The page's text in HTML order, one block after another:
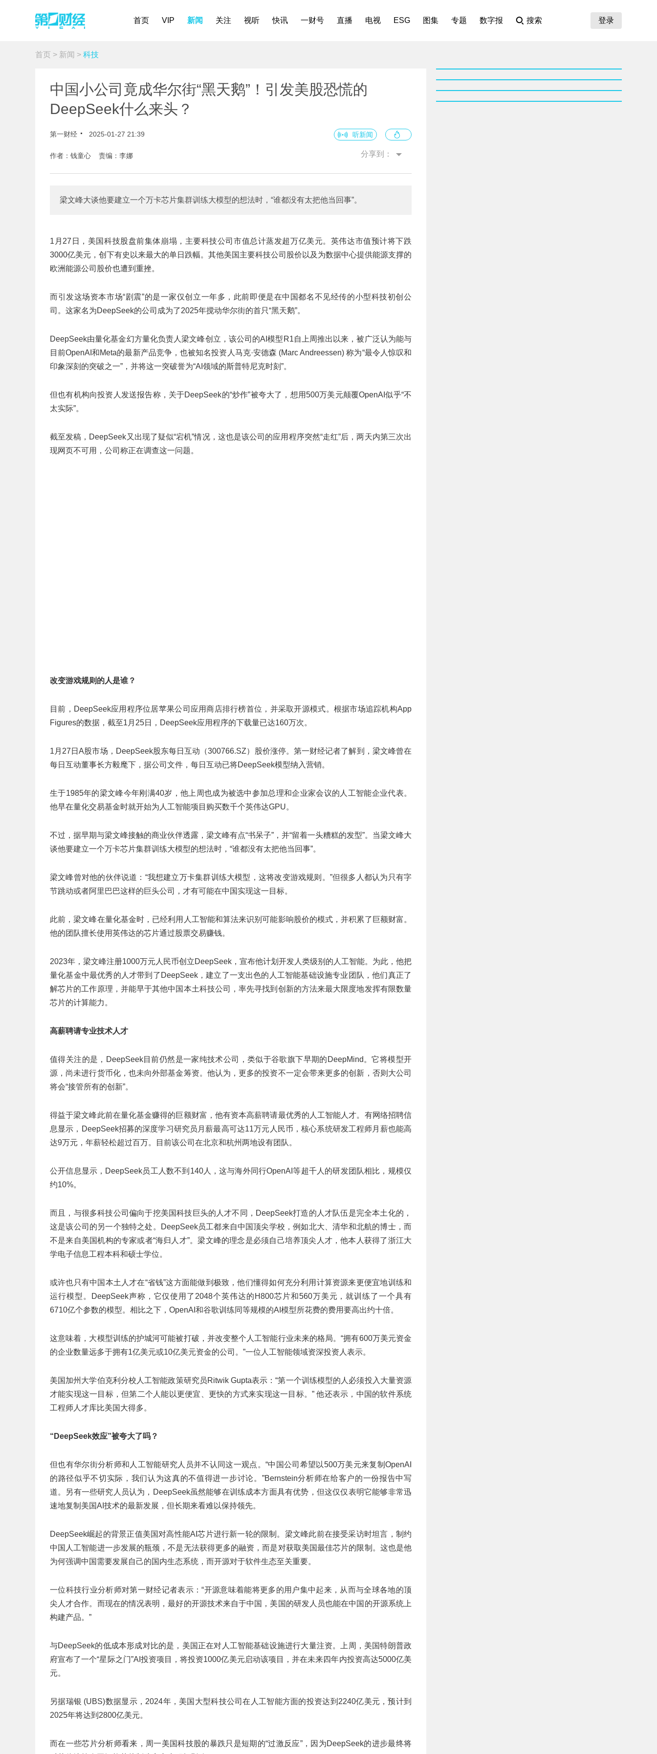
首页 VIP 新闻 关注 视听 快讯 一财号 直播 电视 ESG 图集 专题 数字报 搜索 登录
首页 > 新闻 > 科技
中国小公司竟成华尔街“黑天鹅”！引发美股恐慌的
DeepSeek什么来头？
第一财经 2025-01-27 21:39 听新闻
作者：钱童心 责编：李娜 分享到：
梁文峰大谈他要建立一个万卡芯片集群训练大模型的想法时，“谁都没有太把他当回事”。
1月27日，美国科技股盘前集体崩塌，主要科技公司市值总计蒸发超万亿美元。英伟达市值预计将下跌
3000亿美元，创下有史以来最大的单日跌幅。其他美国主要科技公司股价以及为数据中心提供能源支撑的
欧洲能源公司股价也遭到重挫。
而引发这场资本市场“剧震”的是一家仅创立一年多，此前即便是在中国都名不见经传的小型科技初创公
司。这家名为DeepSeek的公司成为了2025年搅动华尔街的首只“黑天鹅”。
DeepSeek由量化基金幻方量化负责人梁文峰创立，该公司的AI模型R1自上周推出以来，被广泛认为能与
目前OpenAI和Meta的最新产品竞争，也被知名投资人马克·安德森 (Marc Andreessen) 称为“最令人惊叹和
印象深刻的突破之一”，并将这一突破誉为“AI领域的斯普特尼克时刻”。
但也有机构向投资人发送报告称，关于DeepSeek的“炒作”被夸大了，想用500万美元颠覆OpenAI似乎“不
太实际”。
截至发稿，DeepSeek又出现了疑似“宕机”情况，这也是该公司的应用程序突然“走红”后，两天内第三次出
现网页不可用，公司称正在调查这一问题。
改变游戏规则的人是谁？
目前，DeepSeek应用程序位居苹果公司应用商店排行榜首位，并采取开源模式。根据市场追踪机构App
Figures的数据，截至1月25日，DeepSeek应用程序的下载量已达160万次。
1月27日A股市场，DeepSeek股东每日互动（300766.SZ）股价涨停。第一财经记者了解到，梁文峰曾在
每日互动董事长方毅麾下，据公司文件，每日互动已将DeepSeek模型纳入营销。
生于1985年的梁文峰今年刚满40岁，他上周也成为被选中参加总理和企业家会议的人工智能企业代表。
他早在量化交易基金时就开始为人工智能项目购买数千个英伟达GPU。
不过，据早期与梁文峰接触的商业伙伴透露，梁文峰有点“书呆子”，并“留着一头糟糕的发型”。当梁文峰大
谈他要建立一个万卡芯片集群训练大模型的想法时，“谁都没有太把他当回事”。
梁文峰曾对他的伙伴说道：“我想建立万卡集群训练大模型，这将改变游戏规则。”但很多人都认为只有字
节跳动或者阿里巴巴这样的巨头公司，才有可能在中国实现这一目标。
此前，梁文峰在量化基金时，已经利用人工智能和算法来识别可能影响股价的模式，并积累了巨额财富。
他的团队擅长使用英伟达的芯片通过股票交易赚钱。
2023年，梁文峰注册1000万元人民币创立DeepSeek，宣布他计划开发人类级别的人工智能。为此，他把
量化基金中最优秀的人才带到了DeepSeek，建立了一支出色的人工智能基础设施专业团队，他们真正了
解芯片的工作原理，并能早于其他中国本土科技公司，率先寻找到创新的方法来最大限度地发挥有限数量
芯片的计算能力。
高薪聘请专业技术人才
值得关注的是，DeepSeek目前仍然是一家纯技术公司，类似于谷歌旗下早期的DeepMind。它将模型开
源，尚未进行货币化，也未向外部基金筹资。他认为，更多的投资不一定会带来更多的创新，否则大公司
将会“接管所有的创新”。
得益于梁文峰此前在量化基金赚得的巨额财富，他有资本高薪聘请最优秀的人工智能人才。有网络招聘信
息显示，DeepSeek招募的深度学习研究员月薪最高可达11万元人民币，核心系统研发工程师月薪也能高
达9万元，年薪轻松超过百万。目前该公司在北京和杭州两地设有团队。
公开信息显示，DeepSeek员工人数不到140人，这与海外同行OpenAI等超千人的研发团队相比，规模仅
约10%。
而且，与很多科技公司偏向于挖美国科技巨头的人才不同，DeepSeek打造的人才队伍是完全本土化的，
这是该公司的另一个独特之处。DeepSeek员工都来自中国顶尖学校，例如北大、清华和北航的博士，而
不是来自美国机构的专家或者“海归人才”。梁文峰的理念是必须自己培养顶尖人才，他本人获得了浙江大
学电子信息工程本科和硕士学位。
或许也只有中国本土人才在“省钱”这方面能做到极致，他们懂得如何充分利用计算资源来更便宜地训练和
运行模型。DeepSeek声称，它仅使用了2048个英伟达的H800芯片和560万美元，就训练了一个具有
6710亿个参数的模型。相比之下，OpenAI和谷歌训练同等规模的AI模型所花费的费用要高出约十倍。
这意味着，大模型训练的护城河可能被打破，并改变整个人工智能行业未来的格局。“拥有600万美元资金
的企业数量远多于拥有1亿美元或10亿美元资金的公司。”一位人工智能领域资深投资人表示。
美国加州大学伯克利分校人工智能政策研究员Ritwik Gupta表示：“第一个训练模型的人必须投入大量资源
才能实现这一目标，但第二个人能以更便宜、更快的方式来实现这一目标。” 他还表示，中国的软件系统
工程师人才库比美国大得多。
“DeepSeek效应”被夸大了吗？
但也有华尔街分析师和人工智能研究人员并不认同这一观点。“中国公司希望以500万美元来复制OpenAI
的路径似乎不切实际，我们认为这真的不值得进一步讨论。”Bernstein分析师在给客户的一份报告中写
道。另有一些研究人员认为，DeepSeek虽然能够在训练成本方面具有优势，但这仅仅表明它能够非常迅
速地复制美国AI技术的最新发展，但长期来看难以保持领先。
DeepSeek崛起的背景正值美国对高性能AI芯片进行新一轮的限制。梁文峰此前在接受采访时坦言，制约
中国人工智能进一步发展的瓶颈，不是无法获得更多的融资，而是对获取美国最佳芯片的限制。这也是他
为何强调中国需要发展自己的国内生态系统，而开源对于软件生态至关重要。
一位科技行业分析师对第一财经记者表示：“开源意味着能将更多的用户集中起来，从而与全球各地的顶
尖人才合作。而现在的情况表明，最好的开源技术来自于中国，美国的研发人员也能在中国的开源系统上
构建产品。”
与DeepSeek的低成本形成对比的是，美国正在对人工智能基础设施进行大量注资。上周，美国特朗普政
府宣布了一个“星际之门”AI投资项目，将投资1000亿美元启动该项目，并在未来四年内投资高达5000亿美
元。
另据瑞银 (UBS)数据显示，2024年，美国大型科技公司在人工智能方面的投资达到2240亿美元，预计到
2025年将达到2800亿美元。
而在一些芯片分析师看来，周一美国科技股的暴跌只是短期的“过激反应”，因为DeepSeek的进步最终将